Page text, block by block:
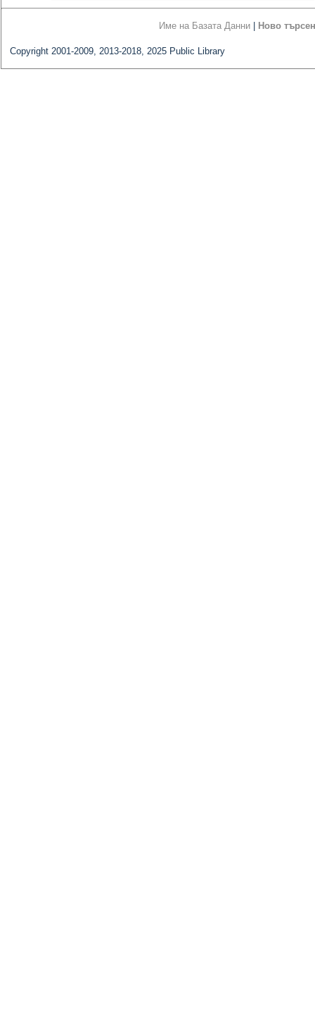
Име на Базата Данни Ново
Copyright 2001-2009, 2013-2018, 2025 Public Library